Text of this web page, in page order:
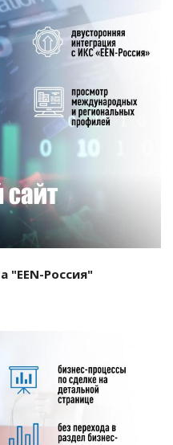
"EEN-Россия"